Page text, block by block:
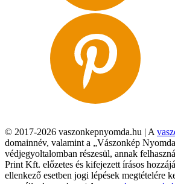
© 2017-2026 vaszonkepnyomda.hu | A
domainnév, valamint a „Vászonkép
védjegyoltalomban részesül, annak
Print Kft. előzetes és kifejezett írásos
ellenkező esetben jogi lépések megtételére